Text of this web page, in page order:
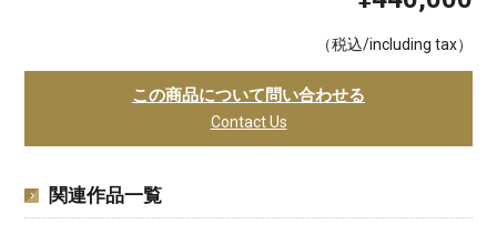
（税込/including tax）
この商品について問い合わせる
Contact Us
関連作品一覧